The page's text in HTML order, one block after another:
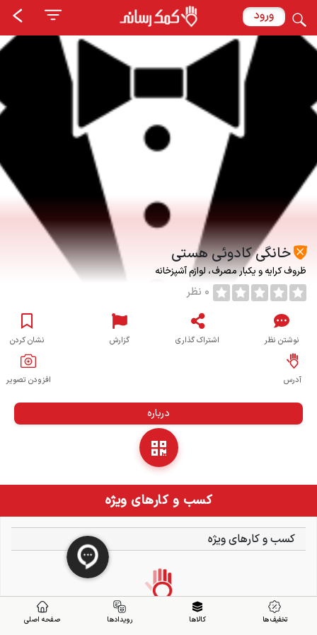
ورود
خانگی کادوئی هستی
ظروف کرایه و یکبار مصرف لوازم آشپزخانه
0 نظر
نوشتن نظر اشتراک گذاری گزارش نشان کردن
آدرس افزودن تصویر
درباره
کسب و کارهای ویژه
کسب و کارهای ویژه
تخفیف ها کالاها رویدادها صفحه اصلی